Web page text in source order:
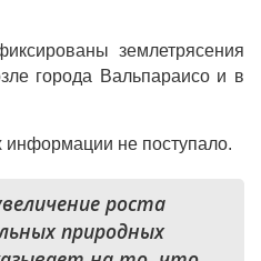
землетрясения
города Вальпараисо и в
информации не поступало.
роста
природных